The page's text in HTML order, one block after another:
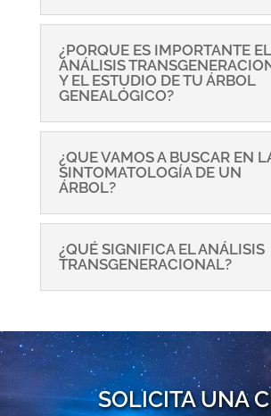
¿PORQUE ES IMPORTANTE EL
ANÁLISIS
Y EL ESTUDIO DE TU ÁRBOL
GENEALÓGICO?
¿QUE VAMOS A BUSCAR EN
SINTOMATOLOGÍA DE UN
ÁRBOL?
¿QUÉ SIGNIFICA EL ANÁLISIS
TRANSGENERACIONAL?
SOLICITA UNA